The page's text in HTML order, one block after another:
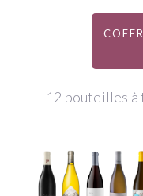
12 bouteilles